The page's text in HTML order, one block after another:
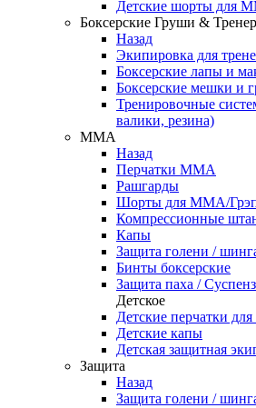
Детские шорты для
Боксерские Груши &
Назад
Экипировка для
Боксерские лапы и
Боксерские мешки и
Тренировочные
валики, резина)
ММА
Назад
Перчатки ММА
Рашгарды
Шорты для ММА/
Компрессионные
Капы
Защита голени /
Бинты боксерские
Защита паха /
Детское
Детские перчатки
Детские капы
Детская защитная
Защита
Назад
Защита голени /